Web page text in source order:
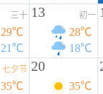
三十
29℃
21℃
13 初一
28℃
18℃
七夕节
35℃
20
35℃